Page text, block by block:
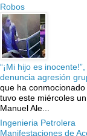
Robos
“¡Mi hijo es
denuncia agresión
que ha
tuvo este miércoles
Manuel Ale...
Ingenieria Petrolera
Manifestaciones de